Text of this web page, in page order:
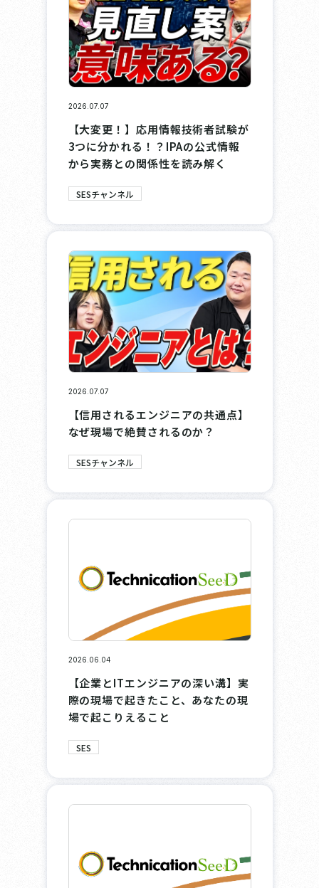
2026.07.07
【大変更！】応用情報技術者試験が
3つに分かれる！？IPAの公式情報
から実務との関係性を読み解く
SESチャンネル
2026.07.07
【信用されるエンジニアの共通点】
なぜ現場で絶賛されるのか？
SESチャンネル
2026.06.04
【企業とITエンジニアの深い溝】実
際の現場で起きたこと、あなたの現
場で起こりえること
SES